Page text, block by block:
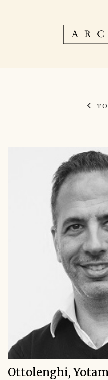
Ottolenghi, Yotam